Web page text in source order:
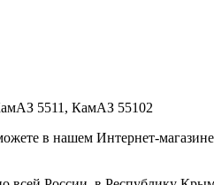
5511, КамАЗ 55102
в нашем Интернет-